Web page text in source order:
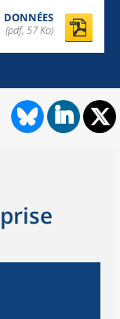
DONNÉES
(pdf, 57 Ko)